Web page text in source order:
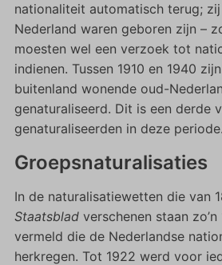
nationaliteit automatisch terug;
Nederland waren geboren zijn –
moesten wel een verzoek tot
indienen. Tussen 1910 en 1940
buitenland wonende oud-
genaturaliseerd. Dit is een derde
genaturaliseerden in deze periode.
Groepsnaturalisaties
In de naturalisatiewetten die van
Staatsbladverschenen staan zo’n
vermeld die de Nederlandse
herkregen. Tot 1922 werd voor